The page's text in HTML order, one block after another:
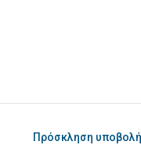
Πρόσκληση